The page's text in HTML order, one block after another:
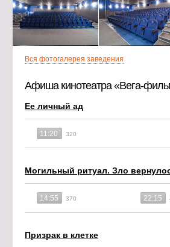
Вся фотогалерея заведения
Афиша кинотеатра «Вега-
Ее личный ад
11:20 320
Могильный ритуал. Зло
14:55 370 22:15
Призрак в клетке